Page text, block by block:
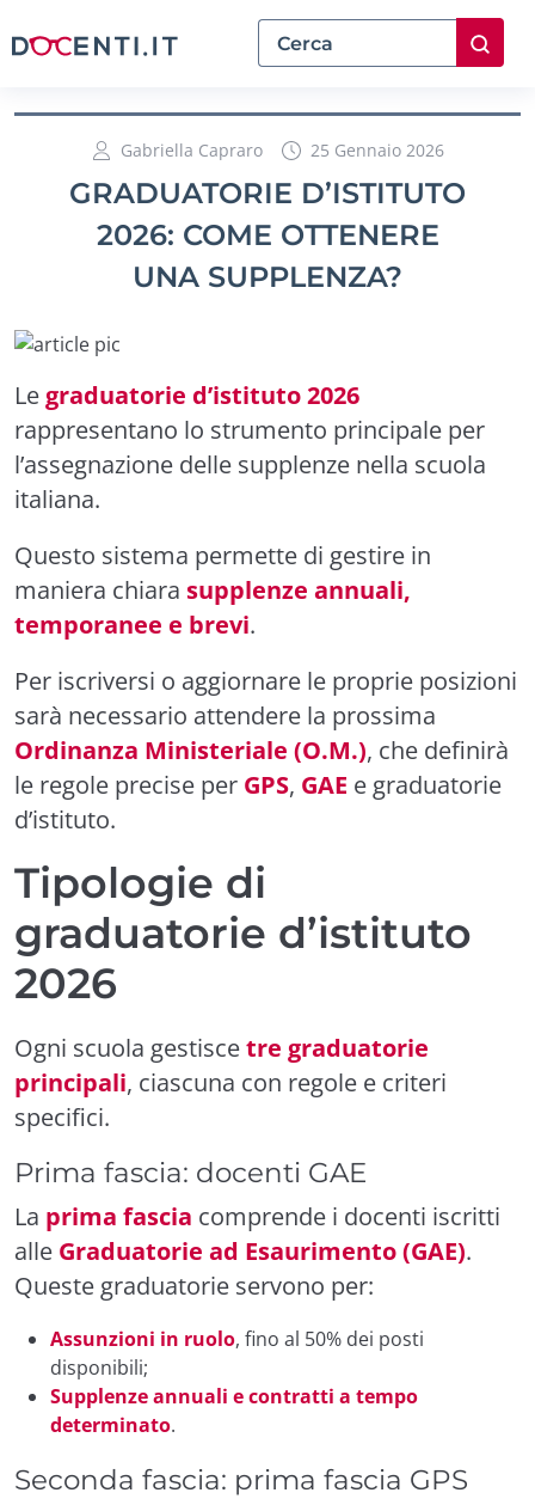
Gabriella Capraro 25 Gennaio 2026
GRADUATORIE D’ISTITUTO
2026: COME OTTENERE
UNA SUPPLENZA?
Le graduatorie d’istituto 2026
rappresentano lo strumento principale per
l’assegnazione delle supplenze nella scuola
italiana.
Questo sistema permette di gestire in
maniera chiara supplenze annuali,
temporanee e brevi.
Per iscriversi o aggiornare le proprie posizioni
sarà necessario attendere la prossima
Ordinanza Ministeriale (O.M.), che definirà
le regole precise per GPS, GAE e graduatorie
d’istituto.
Tipologie di
graduatorie d’istituto
2026
Ogni scuola gestiscetre graduatorie
principali, ciascuna con regole e criteri
specifici.
Prima fascia: docenti GAE
La prima fascia comprende i docenti iscritti
alle Graduatorie ad Esaurimento (GAE).
Queste graduatorie servono per:
Assunzioni in ruolo, fino al 50% dei posti
disponibili;
Supplenze annuali e contratti a tempo
determinato.
Seconda fascia: prima fascia GPS